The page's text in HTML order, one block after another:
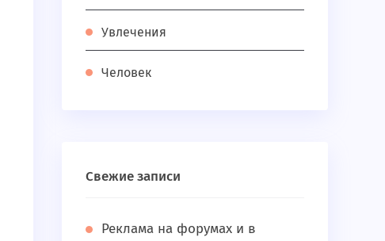
Увлечения
Человек
Свежие записи
Реклама на форумах и в